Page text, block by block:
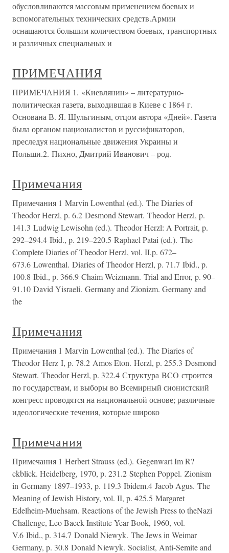
обусловливаются массовым применением боевых и
вспомогательных технических средств.Армии
оснащаются большим количеством боевых, транспортных
и различных специальных и
ПРИМЕЧАНИЯ
ПРИМЕЧАНИЯ 1. «Киевлянин» – литературно-
политическая газета, выходившая в Киеве с 1864 г.
Основана В. Я. Шульгиным, отцом автора «Дней». Газета
была органом националистов и руссификаторов,
преследуя национальные движения Украины и
Польши.2. Пихно, Дмитрий Иванович – род.
Примечания
Примечания 1 Marvin Lowenthal (ed.). The Diaries of
Theodor Herzl, p. 6.2 Desmond Stewart. Theodor Herzl, p.
141.3 Ludwig Lewisohn (ed.). Theodor Herzl: A Portrait, p.
292–294.4 Ibid., p. 219–220.5 Raphael Patai (ed.). The
Complete Diaries of Theodor Herzl, vol. II,p. 672–
673.6 Lowenthal. Diaries of Theodor Herzl, p. 71.7 Ibid., p.
100.8 Ibid., p. 366.9 Chaim Weizmann. Trial and Error, p. 90–
91.10 David Yisraeli. Germany and Zionizm. Germany and
the
Примечания
Примечания 1 Marvin Lowenthal (ed.). The Diaries of
Theodor Herz I, p. 78.2 Amos Eton. Herzl, p. 255.3 Desmond
Stewart. Theodor Herzl, p. 322.4 Структура BCO строится
по государствам, и выборы во Всемирный сионистский
конгресс проводятся на национальной основе; различные
идеологические течения, которые широко
Примечания
Примечания 1 Herbert Strauss (ed.). Gegenwart Im R?
ckblick. Heidelberg, 1970, p. 231.2 Stephen Poppel. Zionism
in Germany 1897–1933, p. 119.3 Ibidem.4 Jacob Agus. The
Meaning of Jewish History, vol. II, p. 425.5 Margaret
Edelheim-Muehsam. Reactions of the Jewish Press to theNazi
Challenge, Leo Baeck Institute Year Book, 1960, vol.
V.6 Ibid., p. 314.7 Donald Niewyk. The Jews in Weimar
Germany, p. 30.8 Donald Niewyk. Socialist, Anti-Semite and